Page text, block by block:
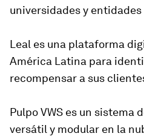
universidades y
Leal es una plataforma
América Latina para
recompensar a sus
Pulpo VWS es un sistema
versátil y modular en la